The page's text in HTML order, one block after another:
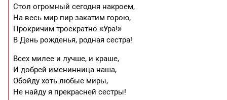
Стол огромный сегодня накроем,
На весь мир пир закатим горою,
Прокричим троекратно «Ура!»
В День рожденья, родная сестра!
Всех милее и лучше, и краше,
И добрей именинница наша,
Обойду хоть любые миры,
Не найду я прекрасней сестры!